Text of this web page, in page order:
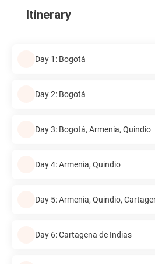
Itinerary
Day 1: Bogotá
Day 2: Bogotá
Day 3: Bogotá, Armenia, Quindio
Day 4: Armenia, Quindio
Day 5: Armenia, Quindio,
Day 6: Cartagena de Indias